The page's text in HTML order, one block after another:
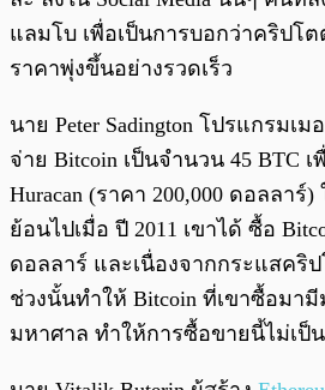
แลมโบ เพื่อเป็นการบอกว่าคริปโ
ราคาพุ่งขึ้นอย่างรวดเร็ว
นาย Peter Sadington โปรแกรมเม
จ่าย Bitcoin เป็นจำนวน 45 BTC
Huracan (ราคา 200,000 ดอลลาร์
ย้อนไปเมื่อ ปี 2011 เขาได้ ซื้อ
ดอลลาร์ และเนื่องจากกระแสคริ
ช่วงนั้นทำให้ Bitcoin ที่เขาซื้อมา
มหาศาล ทำให้การซื้อขายนี้ไม่เป็